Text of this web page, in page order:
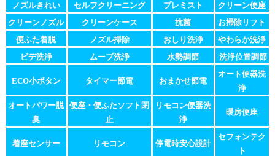
ノズルきれい
セルフクリーニング プレミスト
クリーン便座
クリーンノズル
クリーンケース 抗菌
お掃除リフト
便ふた着脱
ノズル掃除 おしり洗浄
やわらか洗浄
ビデ洗浄
ムーブ洗浄 水勢調節 洗浄位置調節
ECO小ボタン タイマー節電 おまかせ節電
オート便器洗
浄
オートパワー脱
臭
便座・便ふたソフト閉
止
リモコン便器洗
浄
暖房便座
着座センサー リモコン 停電時安心設計
セフォンテク
ト